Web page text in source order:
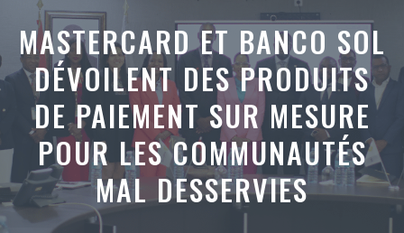
MASTERCARD ET BANCO SOL
DÉVOILENT DES PRODUITS
DE PAIEMENT SUR MESURE
POUR LES COMMUNAUTÉS
MAL DESSERVIES